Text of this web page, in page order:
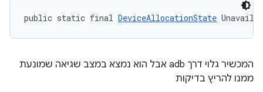
public static final DeviceAllocationState
המכשיר גלוי דרך adb אבל הוא נמצא במצב שגיאה שמונעת
ממנו להריץ בדיקות